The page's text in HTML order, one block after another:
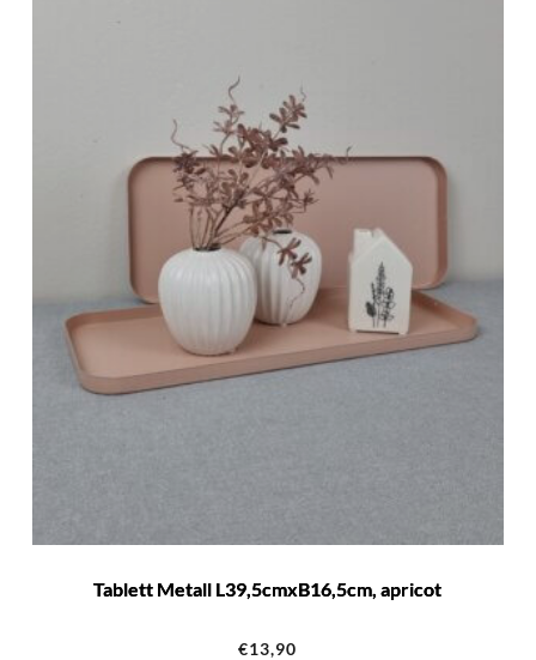
Tablett Metall L39,5cmxB16,5cm, apricot
€13,90